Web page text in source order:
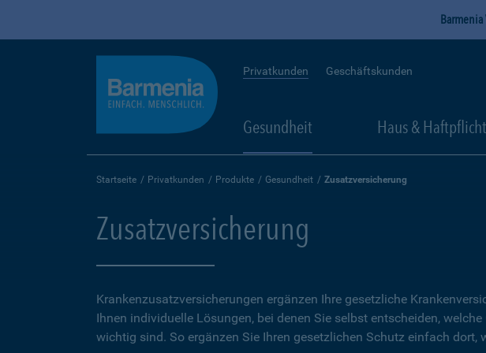
Privatkunden Geschäftskunden
Gesundheit Haus & Haftpflicht
Startseite Privatkunden Produkte Gesundheit Zusatzversicherung
Zusatzversicherung
Krankenzusatzversicherungen ergänzen Ihre gesetzliche
Ihnen individuelle Lösungen, bei denen Sie selbst entscheiden,
wichtig sind. So ergänzen Sie Ihren gesetzlichen Schutz einfach dort,